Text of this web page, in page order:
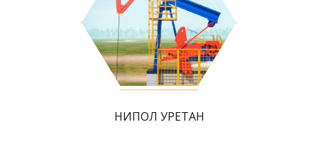
НИПОЛ УРЕТАН